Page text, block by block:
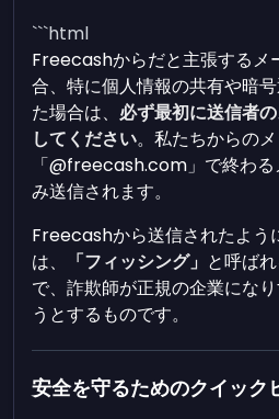
```html
Freecashからだと主張するメ
合、特に個人情報の共有や暗
た場合は、必ず最初に送信者
してください。私たちからの
「@freecash.com」で終わ
み送信されます。
Freecashから送信されたよう
は、
「フィッシング」 と呼ば
で、詐欺師が正規の企業にな
うとするものです。
安全を守るためのクイック